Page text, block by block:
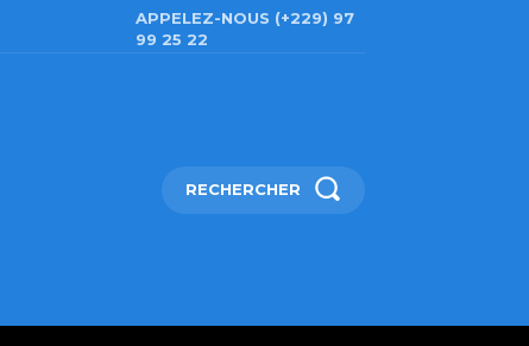
APPELEZ-NOUS (+229) 97
99 25 22
RECHERCHER